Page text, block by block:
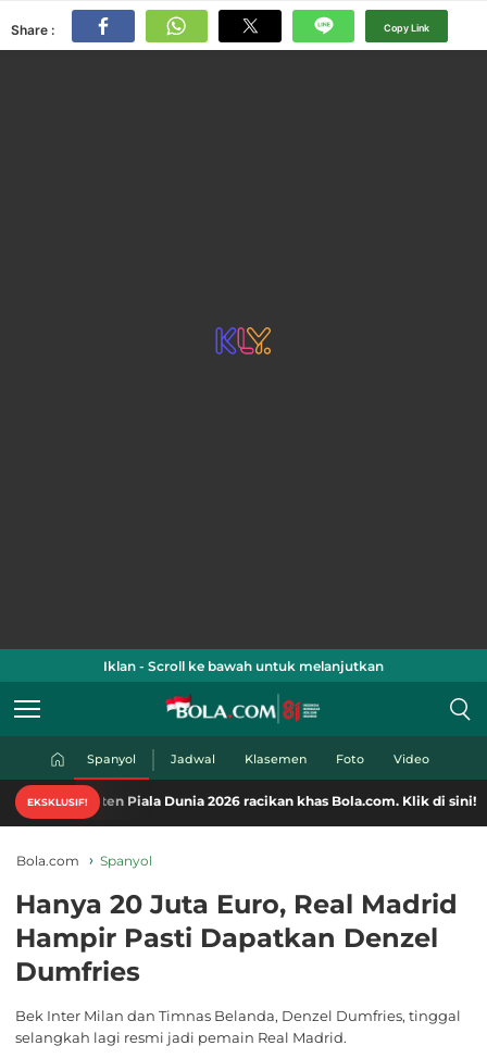
Share : Copy Link
Iklan - Scroll ke bawah untuk melanjutkan
Spanyol Jadwal Klasemen Foto Video
EKSKLUSIF!
Piala Dunia 2026 racikan khas Bola.com. Klik di sini!
Bola.com Spanyol
Hanya 20 Juta Euro, Real Madrid
Hampir Pasti Dapatkan Denzel
Dumfries
Bek Inter Milan dan Timnas Belanda, Denzel Dumfries, tinggal
selangkah lagi resmi jadi pemain Real Madrid.